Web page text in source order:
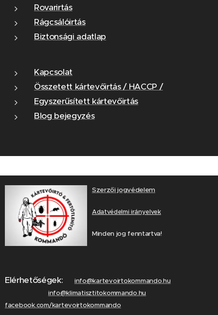
Rovarirtás
Rágcsálóirtás
Biztonsági adatlap
Kapcsolat
Összetett kártevőirtás / HACCP /
Egyszerűsített kártevőirtás
Blog bejegyzés
Szerzői jogvédelem
Adatvédelmi irányelvek
Minden jog fenntartva!
Elérhetőségek:
info@kartevoirtokommando.hu
info@klimatisztitokommando.hu
facebook.com/kartevoirtokommando